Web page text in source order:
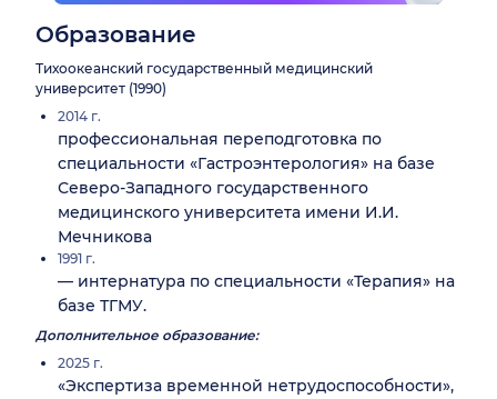
Образование
Тихоокеанский государственный медицинский
университет (1990)
2014 г.
профессиональная переподготовка по
специальности «Гастроэнтерология» на базе
Северо-Западного государственного
медицинского университета имени И.И.
Мечникова
1991 г.
— интернатура по специальности «Терапия» на
базе ТГМУ.
Дополнительное образование:
2025 г.
«Экспертиза временной нетрудоспособности»,